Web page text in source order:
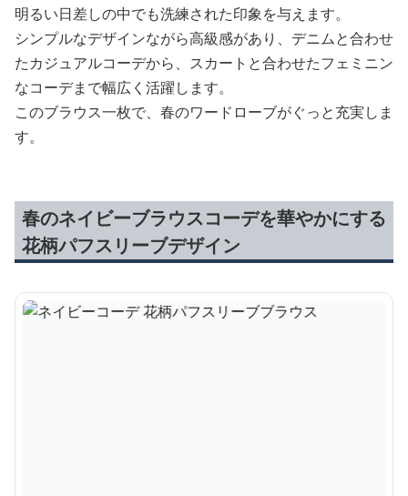
明るい日差しの中でも洗練された印象を与えます。
シンプルなデザインながら高級感があり、デニムと合わせ
たカジュアルコーデから、スカートと合わせたフェミニン
なコーデまで幅広く活躍します。
このブラウス一枚で、春のワードローブがぐっと充実しま
す。
春のネイビーブラウスコーデを華やかにする
花柄パフスリーブデザイン